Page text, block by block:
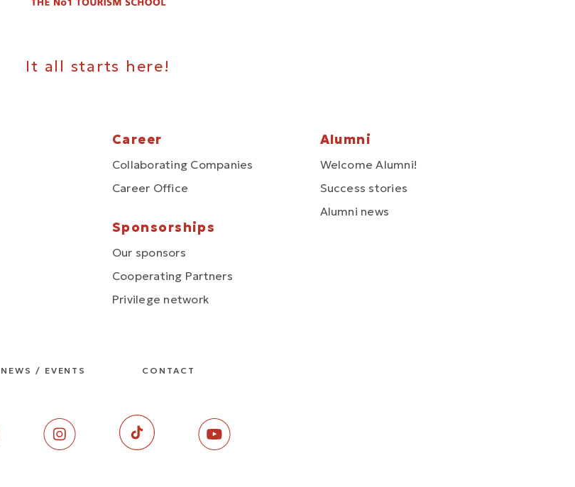
It all starts here!
Career
Collaborating Companies
Career Office
Sponsorships
Our sponsors
Cooperating Partners
Privilege network
Alumni
Welcome Alumni!
Success stories
Alumni news
NEWS / EVENTS CONTACT